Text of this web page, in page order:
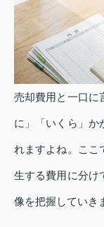
売却費用と一口に
に」「いくら」か
れますよね。ここ
生する費用に分け
像を把握していき